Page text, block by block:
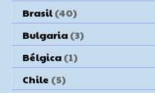
Brasil (40)
Bulgaria (3)
Bélgica (1)
Chile (5)